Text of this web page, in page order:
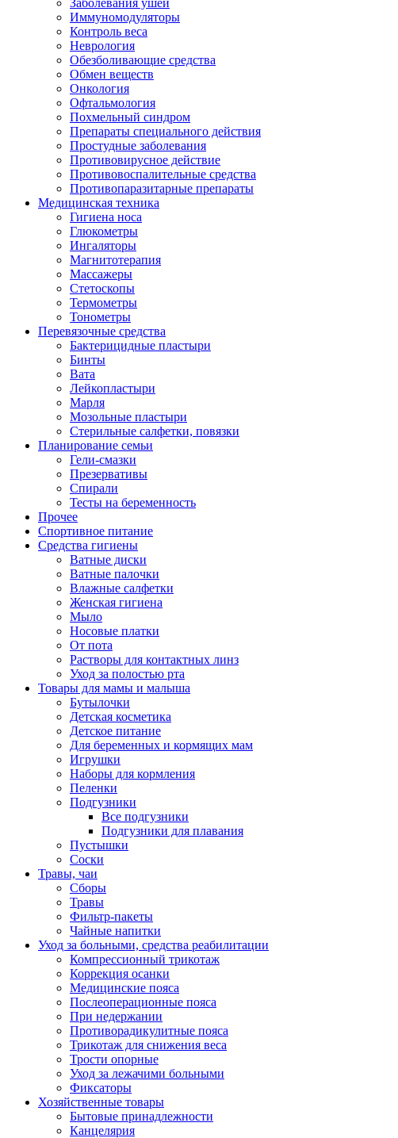
Заболевания ушей
Иммуномодуляторы
Контроль веса
Неврология
Обезболивающие средства
Обмен веществ
Онкология
Офтальмология
Похмельный синдром
Препараты специального действия
Простудные заболевания
Противовирусное действие
Противовоспалительные средства
Противопаразитарные препараты
Медицинская техника
Гигиена носа
Глюкометры
Ингаляторы
Магнитотерапия
Массажеры
Стетоскопы
Термометры
Тонометры
Перевязочные средства
Бактерицидные пластыри
Бинты
Вата
Лейкопластыри
Марля
Мозольные пластыри
Стерильные салфетки, повязки
Планирование семьи
Гели-смазки
Презервативы
Спирали
Тесты на беременность
Прочее
Спортивное питание
Средства гигиены
Ватные диски
Ватные палочки
Влажные салфетки
Женская гигиена
Мыло
Носовые платки
От пота
Растворы для контактных линз
Уход за полостью рта
Товары для мамы и малыша
Бутылочки
Детская косметика
Детское питание
Для беременных и кормящих мам
Игрушки
Наборы для кормления
Пеленки
Подгузники
Все подгузники
Подгузники для плавания
Пустышки
Соски
Травы, чаи
Сборы
Травы
Фильтр-пакеты
Чайные напитки
Уход за больными, средства реабилитации
Компрессионный трикотаж
Коррекция осанки
Медицинские пояса
Послеоперационные пояса
При недержании
Противорадикулитные пояса
Трикотаж для снижения веса
Трости опорные
Уход за лежачими больными
Фиксаторы
Хозяйственные товары
Бытовые принадлежности
Канцелярия